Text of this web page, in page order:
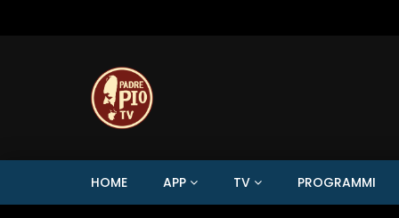
HOME APP TV PROGRAMMI